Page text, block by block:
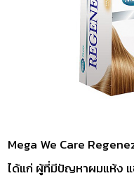
Mega We Care
ได้แก่ ผู้ที่มีปัญหาผมแห้ง